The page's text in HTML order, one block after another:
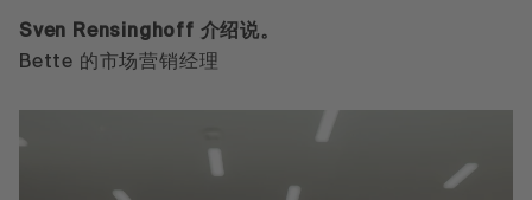
Sven Rensinghoff 介绍说。
Bette 的市场营销经理